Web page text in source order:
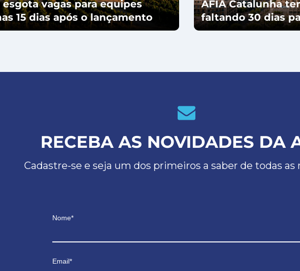
vagas para equipes
15 dias após o lançamento
AFIA Catalunha
faltando 30 dias
RECEBA AS NOVIDADES DA
Cadastre-se e seja um dos primeiros a saber de todas as
Nome*
Email*